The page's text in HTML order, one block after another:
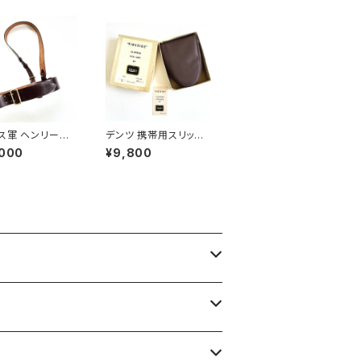
軍 ヘンリーマッ
ル製 サムブラウ
British Army
デンツ 携帯用スリッパ
Dents Travel Slippe
rs
¥9,800